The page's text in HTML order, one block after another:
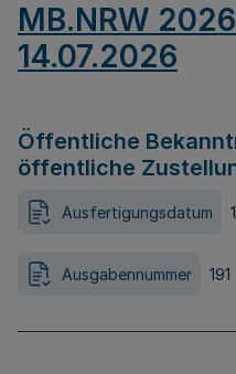
MB.NRW
14.07.2026
Öffentliche
öffentliche
Ausfertigungsdatum
Ausgabennummer 191